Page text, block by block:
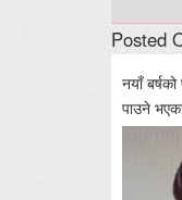
Posted
नयाँ
पाउने